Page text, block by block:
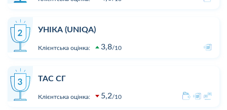
УНІКА (UNIQA)
Клієнтська оцінка: 3,8 10
ТАС СГ
Клієнтська оцінка: 5,2 10